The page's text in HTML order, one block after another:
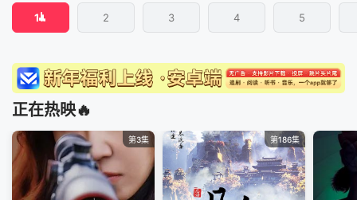
1 2 3 4 5
正在热映🔥
第3集 第186集